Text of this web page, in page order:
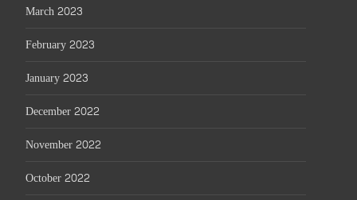
March 2023
February 2023
January 2023
December 2022
November 2022
October 2022